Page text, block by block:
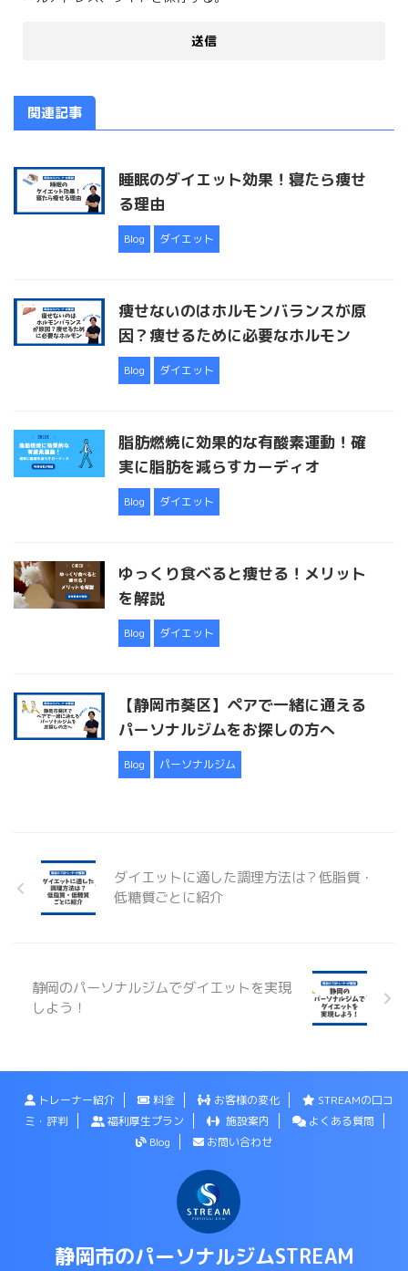
関連記事
睡眠のダイエット効果！寝たら痩せ
る理由
Blog ダイエット
痩せないのはホルモンバランスが原
因？痩せるために必要なホルモン
Blog ダイエット
脂肪燃焼に効果的な有酸素運動！確
実に脂肪を減らすカーディオ
Blog ダイエット
ゆっくり食べると痩せる！メリット
を解説
Blog ダイエット
【静岡市葵区】ペアで一緒に通える
パーソナルジムをお探しの方へ
Blog パーソナルジム
ダイエットに適した調理方法は？低脂質・
低糖質ごとに紹介
静岡のパーソナルジムでダイエットを実現
しよう！
トレーナー紹介 料金 お客様の変化
STREAMの口コ
ミ・評判
福利厚生プラン 施設案内
よくある質問
Blog
お問い合わせ
静岡市のパーソナルジムSTREAM